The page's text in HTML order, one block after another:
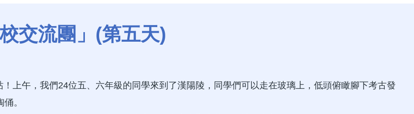
交流團」(第五天)
上午，我們24位五、六年級的同學來到了漢陽陵，同學們可以走在玻璃上，低頭俯瞰腳下考古發
。